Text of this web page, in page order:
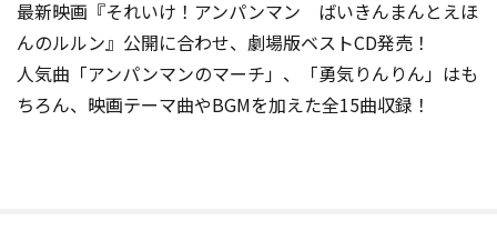
最新映画『それいけ！アンパンマン ばいきんまんとえほ
んのルルン』公開に合わせ、劇場版ベストCD発売！
人気曲「アンパンマンのマーチ」、「勇気りんりん」はも
ちろん、映画テーマ曲やBGMを加えた全15曲収録！